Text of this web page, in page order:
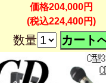
価格204,000円
(税込224,400円)
数量